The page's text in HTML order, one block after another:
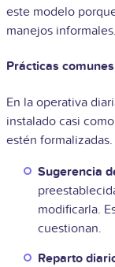
este modelo
manejos informales.
Prácticas comunes
En la operativa
instalado casi
estén formalizadas.
Sugerencia
modificarla.
cuestionan.
Reparto